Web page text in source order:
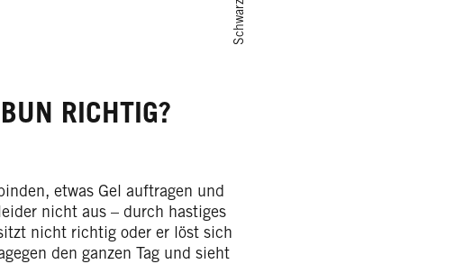
RICHTIG?
etwas Gel auftragen und
nicht aus – durch hastiges
nicht richtig oder er löst sich
den ganzen Tag und sieht